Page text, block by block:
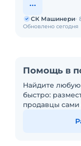
Обновлено сегодня
СК Машинери
Помощь в
Найдите
быстро:
продавцы сами